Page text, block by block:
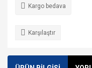
Kargo bedava
Karşılaştır